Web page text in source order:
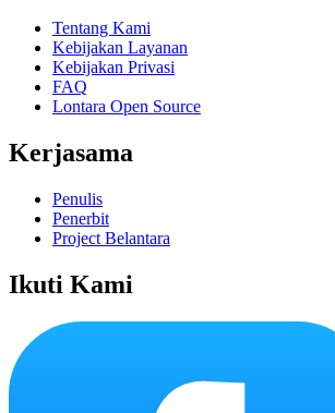
Tentang Kami
Kebijakan Layanan
Kebijakan Privasi
FAQ
Lontara Open Source
Kerjasama
Penulis
Penerbit
Project Belantara
Ikuti Kami